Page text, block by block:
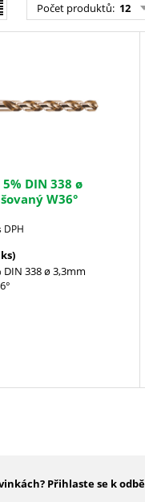
Počet produktů: 12
5% DIN 338 ø
W36°
DPH
DIN 338 ø 3,3mm
Přihlaste se k